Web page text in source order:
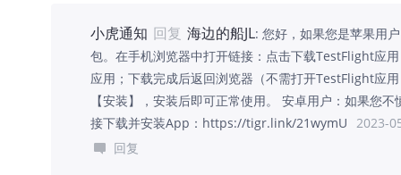
小虎通知 回复 海边的船JL: 您好，如果您是苹果用
包。在手机浏览器中打开链接：点击下载TestFlight应
应用；下载完成后返回浏览器（不需打开TestFlight应
【安装】，安装后即可正常使用。 安卓用户：如果您
接下载并安装App：https://tigr.link/21wymU
2023-
回复